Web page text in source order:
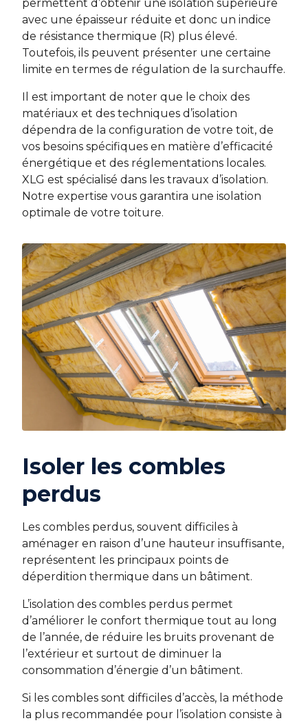
permettent d’obtenir une isolation supérieure
avec une épaisseur réduite et donc un indice
de résistance thermique (R) plus élevé.
Toutefois, ils peuvent présenter une certaine
limite en termes de régulation de la surchauffe.
Il est important de noter que le choix des
matériaux et des techniques d’isolation
dépendra de la configuration de votre toit, de
vos besoins spécifiques en matière d’efficacité
énergétique et des réglementations locales.
XLG est spécialisé dans les travaux d’isolation.
Notre expertise vous garantira une isolation
optimale de votre toiture.
Isoler les combles
perdus
Les combles perdus, souvent difficiles à
aménager en raison d’une hauteur insuffisante,
représentent les principaux points de
déperdition thermique dans un bâtiment.
L’isolation des combles perdus permet
d’améliorer le confort thermique tout au long
de l’année, de réduire les bruits provenant de
l’extérieur et surtout de diminuer la
consommation d’énergie d’un bâtiment.
Si les combles sont difficiles d’accès, la méthode
la plus recommandée pour l’isolation consiste à